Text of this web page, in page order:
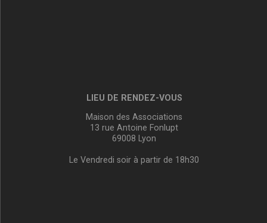
LIEU DE RENDEZ-VOUS
Maison des Associations
13 rue Antoine Fonlupt
69008 Lyon
Le Vendredi soir à partir de 18h30